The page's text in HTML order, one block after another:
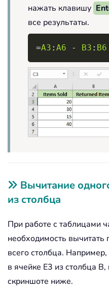
нажать клавишу
все результаты.
=A3 : A6 - B3 : B6
Вычитание
из столбца
При работе с таблицами
необходимость вычитать
всего столбца.
в ячейке E3 из столбца B,
скриншоте ниже.